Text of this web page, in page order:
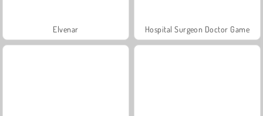
Elvenar Hospital Surgeon Doctor Game